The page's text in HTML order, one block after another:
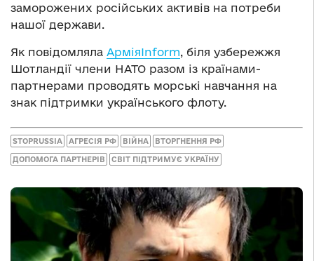
заморожених російських активів на потреби
нашої держави.
Як повідомляла АрміяInform, біля узбережжя
Шотландії члени НАТО разом із країнами-
партнерами проводять морські навчання на
знак підтримки українського флоту.
STOPRUSSIA АГРЕСІЯ РФ ВІЙНА ВТОРГНЕННЯ РФ
ДОПОМОГА ПАРТНЕРІВ СВІТ ПІДТРИМУЄ УКРАЇНУ